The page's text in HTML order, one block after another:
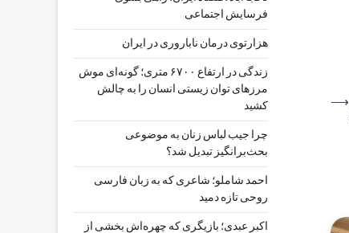
⟶
فرسایش اجتماعی
هزارتوی درمان ناباروری در ایران
زندگی در ارتفاع ۶۷۰۰ متری؛ گونه‌ای موش
مرزهای توان زیستی انسان را به چالش
کشید
چرا جیب‌ لباس زنان به موضوعی
بحث‌برانگیز تبدیل شد؟
احمد شاملو؛ شاعری که به زبان فارسی
روحی تازه دمید
اکبر عبدی؛ بازیگری که چهره‌اش بخشی از